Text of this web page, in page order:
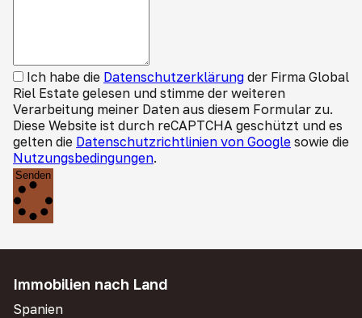
Ich habe die Datenschutzerklärung der Firma Global
Riel Estate gelesen und stimme der weiteren
Verarbeitung meiner Daten aus diesem Formular zu.
Diese Website ist durch reCAPTCHA geschützt und es
gelten die Datenschutzrichtlinien von Google sowie die
Nutzungsbedingungen.
Senden
Immobilien nach Land
Spanien